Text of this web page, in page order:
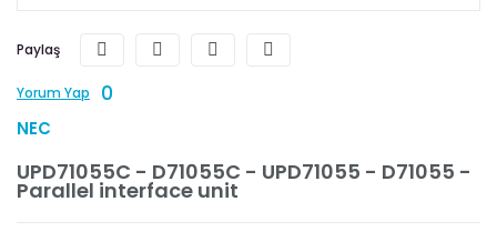
Paylaş
Yorum Yap 0
NEC
UPD71055C - D71055C - UPD71055 - D71055 -
Parallel interface unit